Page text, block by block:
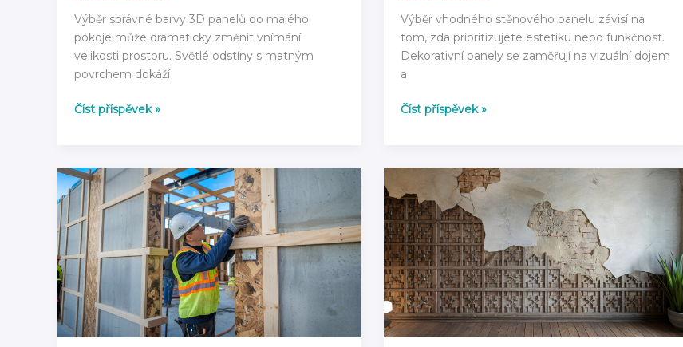
Výběr správné barvy 3D panelů do malého
pokoje může dramaticky změnit vnímání
velikosti prostoru. Světlé odstíny s matným
povrchem dokáží
Jak
panelů
do
malého
pokoje:
Rady
pro
rok
2026
Číst příspěvek »
Výběr vhodného stěnového panelu závisí na
tom, zda prioritizujete estetiku nebo funkčnost.
Dekorativní panely se zaměřují na vizuální dojem
a
Rozdíl
akustickým
stěnovým
panelem
2026
Číst příspěvek »